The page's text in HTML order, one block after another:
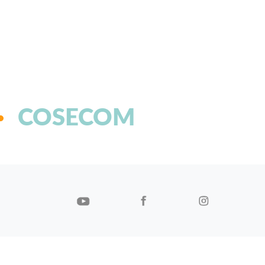
COSECOM